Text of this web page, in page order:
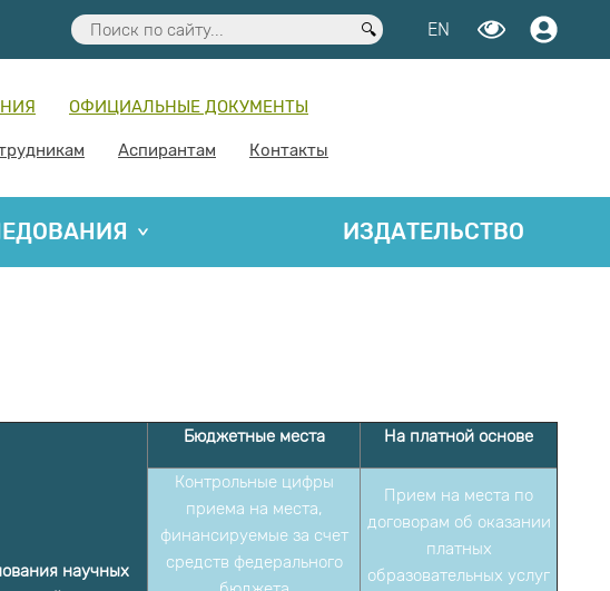
EN
ОФИЦИАЛЬНЫЕ ДОКУМЕНТЫ
Аспирантам Контакты
ИЗДАТЕЛЬСТВО
научных
Бюджетные места На платной основе
Контрольные цифры
приема на места,
финансируемые за счет
средств федерального
Прием на места по
договорам об оказании
платных
образовательных услуг